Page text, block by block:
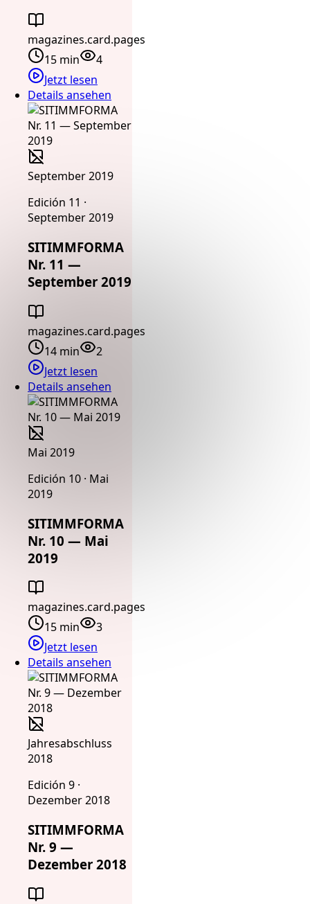
magazines.card.pages
15 min
4
Jetzt lesen
Details ansehen
September 2019
Edición 11 ·
September 2019
SITIMMFORMA
Nr. 11 —
September 2019
magazines.card.pages
14 min
2
Jetzt lesen
Details ansehen
Mai 2019
Edición 10 · Mai
2019
SITIMMFORMA
Nr. 10 — Mai
2019
magazines.card.pages
15 min
3
Jetzt lesen
Details ansehen
Jahresabschluss
2018
Edición 9 ·
Dezember 2018
SITIMMFORMA
Nr. 9 —
Dezember 2018